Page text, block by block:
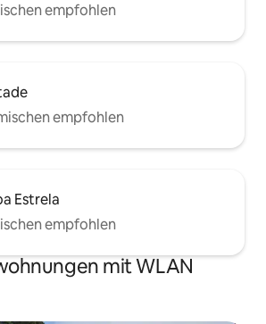
empfohlen
empfohlen
Estrela
empfohlen
mit WLAN